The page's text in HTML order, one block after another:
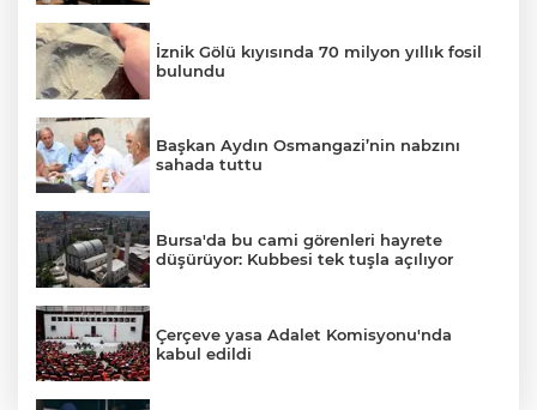
İznik Gölü kıyısında 70 milyon yıllık fosil
bulundu
Başkan Aydın Osmangazi’nin nabzını
sahada tuttu
Bursa'da bu cami görenleri hayrete
düşürüyor: Kubbesi tek tuşla açılıyor
Çerçeve yasa Adalet Komisyonu'nda
kabul edildi